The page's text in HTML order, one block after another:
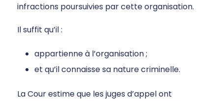
infractions poursuivies par cette organisation.
Il suffit qu’il :
appartienne à l’organisation ;
et qu’il connaisse sa nature criminelle.
La Cour estime que les juges d’appel ont